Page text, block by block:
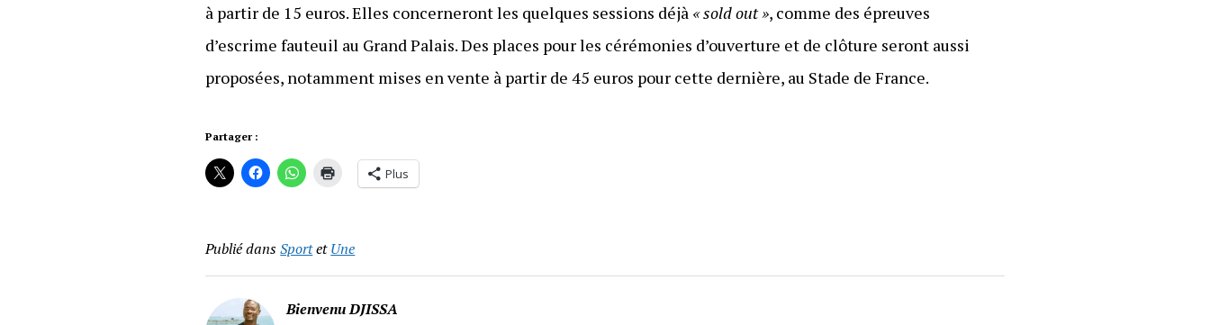
à partir de 15 euros. Elles concerneront les quelques sessions déjà « sold out », comme des épreuves
d’escrime fauteuil au Grand Palais. Des places pour les cérémonies d’ouverture et de clôture seront aussi
proposées, notamment mises en vente à partir de 45 euros pour cette dernière, au Stade de France.
Partager :
Plus
Publié dansSportetUne
Bienvenu DJISSA